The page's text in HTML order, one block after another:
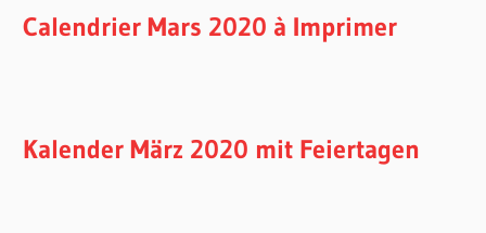
Calendrier Mars 2020 à Imprimer
Kalender März 2020 mit Feiertagen